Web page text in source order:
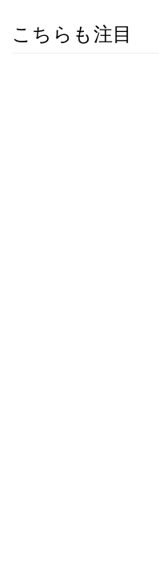
こちらも注目